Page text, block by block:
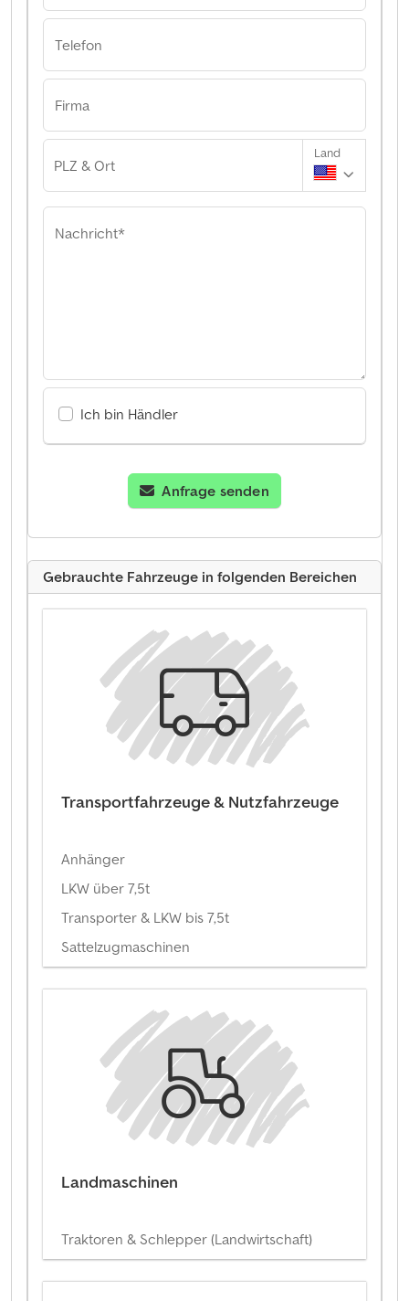
Telefon
Firma
PLZ & Ort
Land
Nachricht*
Ich bin Händler
Anfrage senden
Gebrauchte Fahrzeuge in folgenden Bereichen
Transportfahrzeuge & Nutzfahrzeuge
Anhänger
LKW über 7,5t
Transporter & LKW bis 7,5t
Sattelzugmaschinen
Landmaschinen
Traktoren & Schlepper (Landwirtschaft)